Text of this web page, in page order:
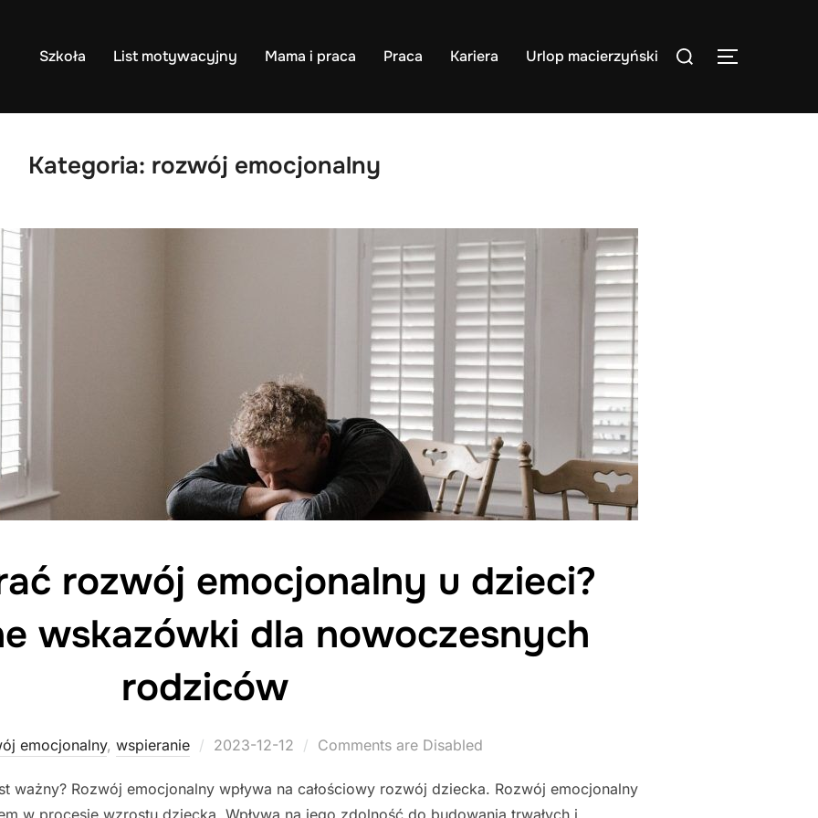
Szkoła List motywacyjny Mama i praca Praca Kariera Urlop macierzyński
Search
TOGGLE
Kategoria: rozwój emocjonalny
rozwój emocjonalny u dzieci?
wskazówki dla nowoczesnych
rodziców
emocjonalny, wspieranie
Posted
2023-12-12 Comments are Disabled
ważny? Rozwój emocjonalny wpływa na całościowy rozwój dziecka. Rozwój emocjonalny